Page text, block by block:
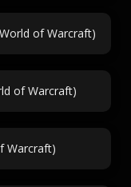
of Warcraft)
of Warcraft)
Warcraft)